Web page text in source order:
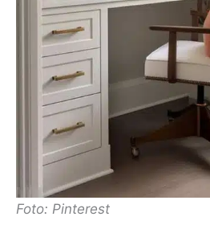
Foto: Pinterest